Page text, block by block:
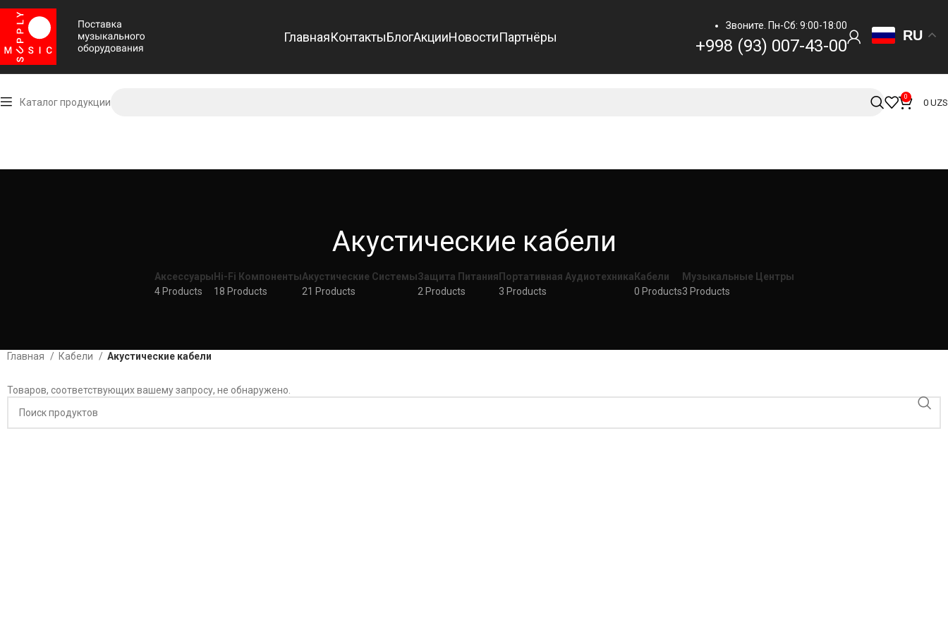
ГлавнаяКонтактыБлогАкцииНовостиПартнёры
Звоните. Пн-Сб: 9:00-18:00
+998 (93) 007-43-00
RU
Каталог продукции 0
0 UZS
Акустические кабели
Аксессуары
4 Products
Hi-Fi Компоненты
18 Products
Акустические Системы
21 Products
Защита Питания
2 Products
Портативная Аудиотехника
3 Products
Кабели
0 Products
Музыкальные Центры
3 Products
Главная Кабели Акустические кабели
Товаров, соответствующих вашему запросу, не обнаружено.